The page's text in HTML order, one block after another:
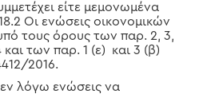
είτε μεμονωμένα
Οι ενώσεις οικονομικών
τους όρους των παρ. 2, 3,
των παρ. 1 (ε) και 3 (β)
2016.
εν λόγω ενώσεις να